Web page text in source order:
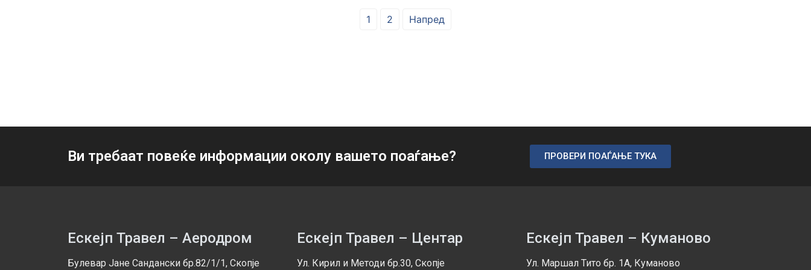
1 2 Напред
Ви требаат повеќе информации околу вашето поаѓање? ПРОВЕРИ ПОАЃАЊЕ ТУКА
Ескејп Травел – Аеродром
Булевар Јане Сандански бр.82/1/1, Скопје
Ескејп Травел – Центар
Ул. Кирил и Методи бр.30, Скопје
Ескејп Травел – Куманово
Ул. Маршал Тито бр. 1А, Куманово